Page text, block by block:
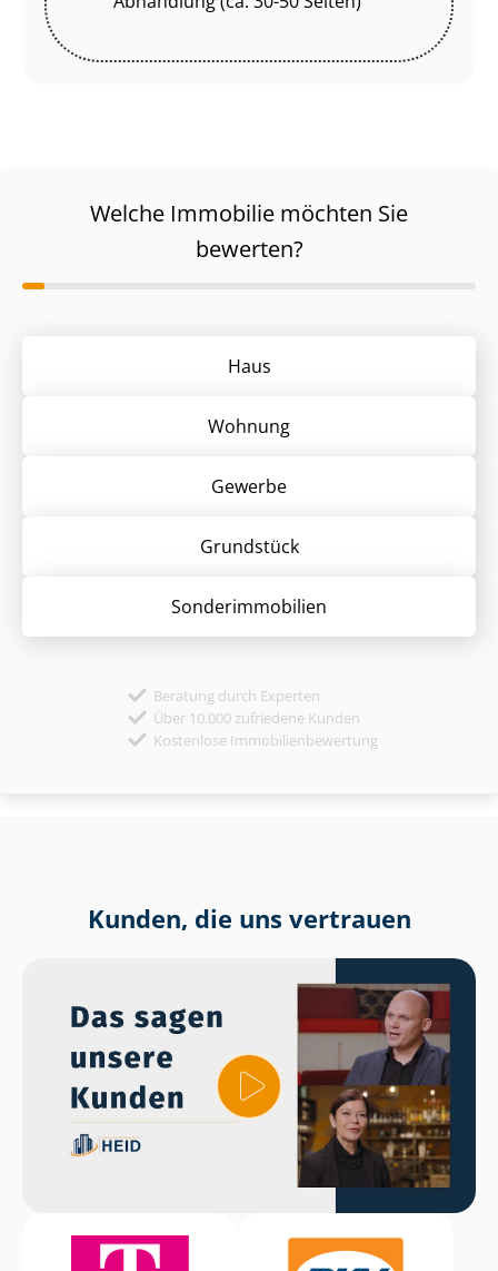
Welche Immobilie möchten Sie
bewerten?
Haus
Wohnung
Gewerbe
Grund­stück
Sonder­immobilien
Beratung durch Experten
Über 10.000 zufriedene Kunden
Kostenlose Immobilienbewertung
Kunden, die uns vertrauen